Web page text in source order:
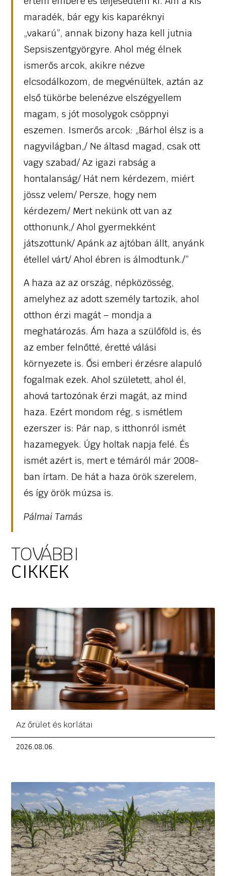
maradék, bár egy kis kaparéknyi
„vakarú”, annak bizony haza kell jutnia
Sepsiszentgyörgyre. Ahol még élnek
ismerős arcok, akikre nézve
elcsodálkozom, de megvénültek, aztán az
első tükörbe belenézve elszégyellem
magam, s jót mosolygok csöppnyi
eszemen. Ismerős arcok: „Bárhol élsz is a
nagyvilágban,/ Ne áltasd magad, csak ott
vagy szabad/ Az igazi rabság a
hontalanság/ Hát nem kérdezem, miért
jössz velem/ Persze, hogy nem
kérdezem/ Mert nekünk ott van az
otthonunk,/ Ahol gyermekként
játszottunk/ Apánk az ajtóban állt, anyánk
étellel várt/ Ahol ébren is álmodtunk./”
A haza az az ország, népközösség,
amelyhez az adott személy tartozik, ahol
otthon érzi magát – mondja a
meghatározás. Ám haza a szülőföld is, és
az ember felnőtté, éretté válási
környezete is. Ősi emberi érzésre alapuló
fogalmak ezek. Ahol született, ahol él,
ahová tartozónak érzi magát, az mind
haza. Ezért mondom rég, s ismétlem
ezerszer is: Pár nap, s itthonról ismét
hazamegyek. Úgy holtak napja felé. És
ismét azért is, mert e témáról már 2008-
ban írtam. De hát a haza örök szerelem,
és így örök múzsa is.
Pálmai Tamás
TOVÁBBI
CIKKEK
Az őrület és korlátai
2026.08.06.